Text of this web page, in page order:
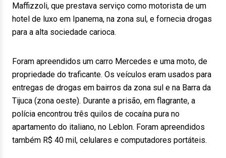
Maffizzoli, que prestava serviço como motorista de um
hotel de luxo em Ipanema, na zona sul, e fornecia drogas
para a alta sociedade carioca.
Foram apreendidos um carro Mercedes e uma moto, de
propriedade do traficante. Os veículos eram usados para
entregas de drogas em bairros da zona sul e na Barra da
Tijuca (zona oeste). Durante a prisão, em flagrante, a
polícia encontrou três quilos de cocaína pura no
apartamento do italiano, no Leblon. Foram apreendidos
também R$ 40 mil, celulares e computadores portáteis.